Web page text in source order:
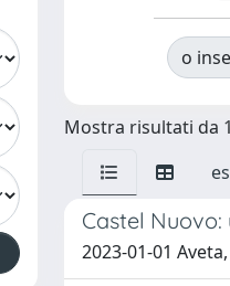
o
Mostra risultati da
Castel
2023-01-01 Aveta,